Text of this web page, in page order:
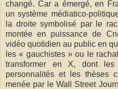
changé. Car a émergé, en
un système médiatico-
la droite symbolisé par le
montée en puissance de
vidéo quotidien au public en
les « gauchistes » ou le
transformer en X, dont les
personnalités et les thèses
menée par le Wall Street